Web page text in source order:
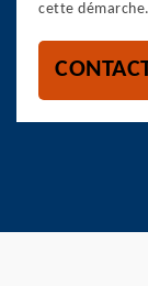
cette démarche.